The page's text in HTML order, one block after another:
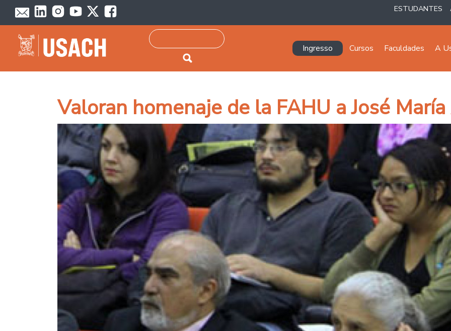
Passar para o conteúdo principal ESTUDANTES
Pesquisar
Navegación principal
Ingresso Cursos Faculdades A
Valoran homenaje de la FAHU a José